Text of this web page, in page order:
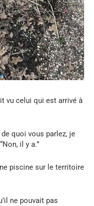
vu celui qui est arrivé à
quoi vous parlez, je
il y a.”
piscine sur le territoire
ne pouvait pas